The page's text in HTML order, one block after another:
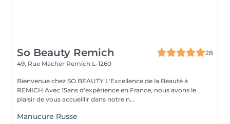
So Beauty Remich
28
49, Rue Macher Remich L-1260
Bienvenue chez SO BEAUTY L'Excellence de la Beauté à
REMICH Avec 15ans d'expérience en France, nous avons le
plaisir de vous accueillir dans notre n...
Manucure Russe